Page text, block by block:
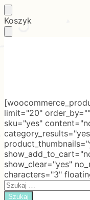
Skip
to
Skip
to
Koszyk
limit="20"
sku="yes"
show_clear="yes"
characters="3"
Search
for: